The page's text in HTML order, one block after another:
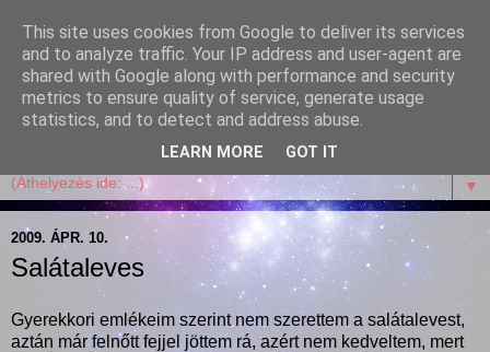
Garffyka
Szösszenetek a konyhámból, az életemből. Mosollyal,
receptekkel, vidámsággal, marcipánnal, csokival.
▼
2009. ÁPR. 10.
Salátaleves
Gyerekkori emlékeim szerint nem szerettem a salátalevest,
aztán már felnőtt fejjel jöttem rá, azért nem kedveltem, mert
This site uses cookies from Google to deliver its services
and to analyze traffic. Your IP address and user-agent are
shared with Google along with performance and security
metrics to ensure quality of service, generate usage
statistics, and to detect and address abuse.
LEARN MORE GOT IT